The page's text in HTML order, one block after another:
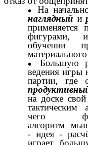
На
наглядный и
применяется
фигурами,
обучении
Большую
ведения игры
партии, где
на доске
тактическим
чего
алгоритм
- идея -
играет